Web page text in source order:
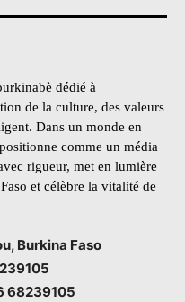
dédié à
de la culture, des valeurs
Dans un monde en
comme un média
rigueur, met en lumière
et célèbre la vitalité de
Burkina Faso
68239105